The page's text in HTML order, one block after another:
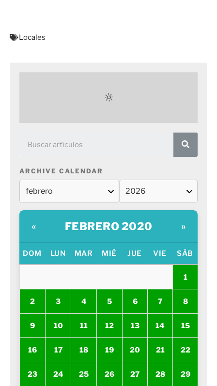
Locales
ARCHIVE CALENDAR
« FEBRERO 2020 »
DOM LUN MAR MIÉ JUE VIE SÁB
1
2 3 4 5 6 7 8
9 10 11 12 13 14 15
16 17 18 19 20 21 22
23 24 25 26 27 28 29